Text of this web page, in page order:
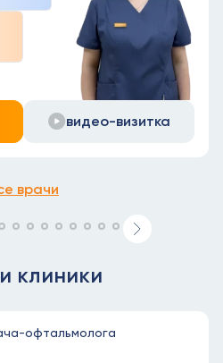
видео-визитка
врачи
клиники
офтальмолога